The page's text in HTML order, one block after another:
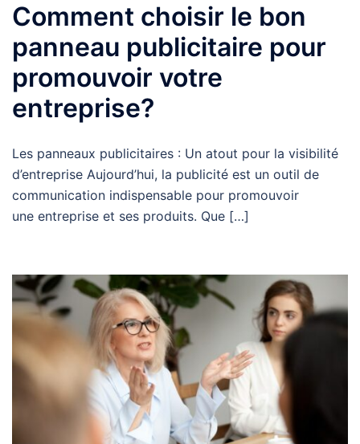
Comment choisir le bon
panneau publicitaire pour
promouvoir votre
entreprise?
Les panneaux publicitaires : Un atout pour la visibilité
d’entreprise Aujourd’hui, la publicité est un outil de
communication indispensable pour promouvoir
une entreprise et ses produits. Que […]